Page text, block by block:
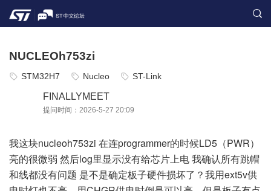
NUCLEOh753zi
STM32H7 Nucleo ST-Link
FINALLYMEET
提问时间：2026-5-27 20:09
我这块nucleoh753zi 在连programmer的时候LD5（PWR）
亮的很微弱 然后log里显示没有给芯片上电 我确认所有跳帽
和线都没有问题 是不是确定板子硬件损坏了？我用ext5v供